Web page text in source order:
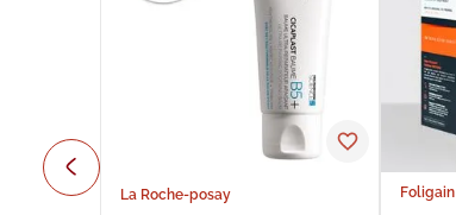
La Roche-posay Foligain